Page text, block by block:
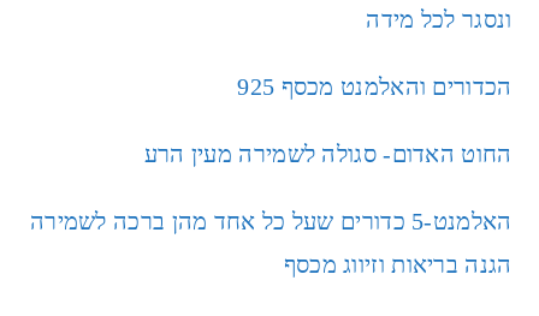
ונסגר לכל מידה
הכדורים והאלמנט מכסף 925
החוט האדום- סגולה לשמירה מעין הרע
האלמנט-5 כדורים שעל כל אחד מהן ברכה לשמירה
הגנה בריאות וזיווג מכסף